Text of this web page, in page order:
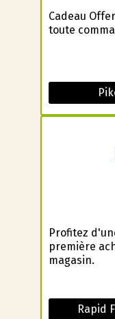
Cadeau
toute
Profitez
première
magasin.
Rapid